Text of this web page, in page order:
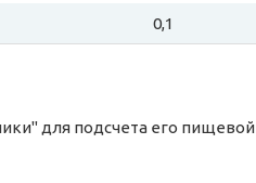
0,1
для подсчета его